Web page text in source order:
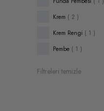
Krem ( 2 )
Krem Rengi ( 1 )
Pembe ( 1 )
Filtreleri temizle